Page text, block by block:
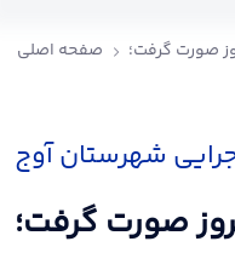
صفحه اصلی صورت گرفت؛
شهرستان آوج
صورت گرفت؛